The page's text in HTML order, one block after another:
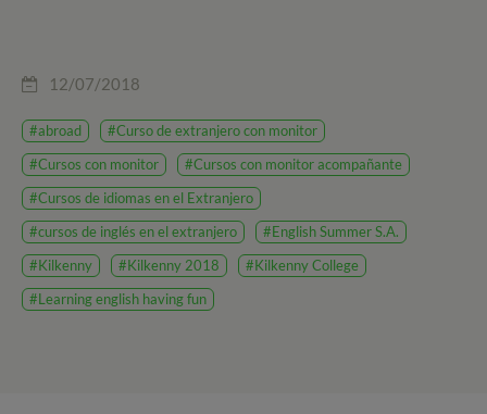
12/07/2018
#abroad
#Curso de extranjero con monitor
#Cursos con monitor
#Cursos con monitor acompañante
#Cursos de idiomas en el Extranjero
#cursos de inglés en el extranjero
#English Summer S.A.
#Kilkenny
#Kilkenny 2018
#Kilkenny College
#Learning english having fun